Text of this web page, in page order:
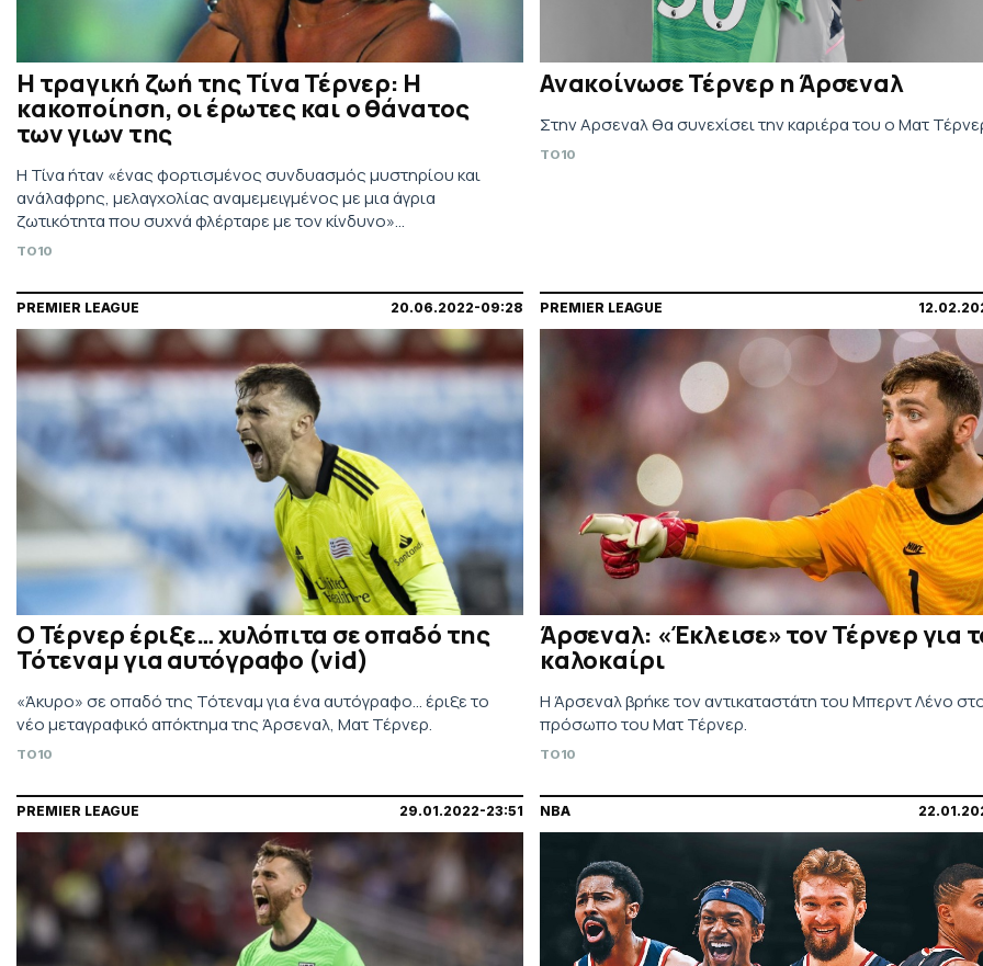
Η τραγική ζωή της Τίνα Τέρνερ: Η
κακοποίηση, οι έρωτες και ο θάνατος
των γιων της
Η Τίνα ήταν «ένας φορτισμένος συνδυασμός μυστηρίου και
ανάλαφρης, μελαγχολίας αναμεμειγμένος με μια άγρια
ζωτικότητα που συχνά φλέρταρε με τον κίνδυνο»...
TO10
Ανακοίνωσε Τέρνερ η Άρσεναλ
Στην Αρσεναλ θα συνεχίσει την καριέρα του ο Ματ
TO10
PREMIER LEAGUE 20.06.2022-09:28
Ο Τέρνερ έριξε… χυλόπιτα σε οπαδό της
Τότεναμ για αυτόγραφο (vid)
«Άκυρο» σε οπαδό της Τότεναμ για ένα αυτόγραφο... έριξε το
νέο μεταγραφικό απόκτημα της Άρσεναλ, Ματ Τέρνερ.
TO10
PREMIER LEAGUE
Άρσεναλ: «Έκλεισε» τον Τέρνερ για
καλοκαίρι
Η Άρσεναλ βρήκε τον αντικαταστάτη του Μπερντ Λένο
πρόσωπο του Ματ Τέρνερ.
TO10
PREMIER LEAGUE 29.01.2022-23:51 NBA